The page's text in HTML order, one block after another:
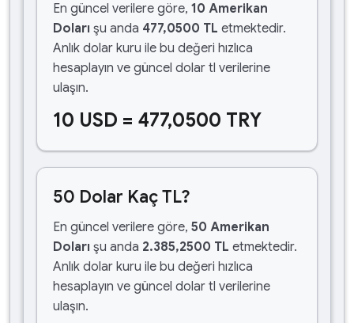
En güncel verilere göre, 10 Amerikan
Doları şu anda 477,0500 TL etmektedir.
Anlık dolar kuru ile bu değeri hızlıca
hesaplayın ve güncel dolar tl verilerine
ulaşın.
10 USD = 477,0500 TRY
50 Dolar Kaç TL?
En güncel verilere göre, 50 Amerikan
Doları şu anda 2.385,2500 TL etmektedir.
Anlık dolar kuru ile bu değeri hızlıca
hesaplayın ve güncel dolar tl verilerine
ulaşın.